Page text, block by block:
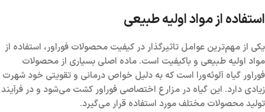
استفاده از مواد اولیه طبیعی
یکی از مهم‌ترین عوامل تاثیرگذار در کیفیت محصولات فوراور، استفاده از
مواد اولیه طبیعی و باکیفیت است. ماده اصلی بسیاری از محصولات
فوراور گیاه آلوئه‌ورا است که به دلیل خواص درمانی و تقویتی خود شهرت
زیادی دارد. این گیاه در مزارع اختصاصی فوراور کشت می‌شود و در فرآیند
تولید محصولات مختلف مورد استفاده قرار می‌گیرد.